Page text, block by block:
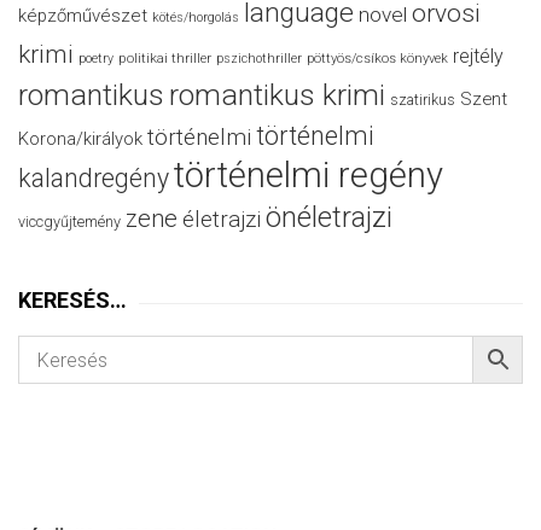
képzőművészet kötés/horgolás language novel orvosi
krimi poetry politikai thriller pszichothriller pöttyös/csíkos könyvek rejtély
romantikus romantikus krimi szatirikus Szent
Korona/királyok történelmi történelmi
kalandregénytörténelmi regény
viccgyűjtemény zene életrajzi önéletrajzi
KERESÉS…